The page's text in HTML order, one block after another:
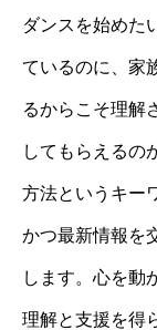
ダンスを始めた
ているのに、家
るからこそ理解
してもらえるの
方法というキー
かつ最新情報を
します。心を動
理解と支援を得